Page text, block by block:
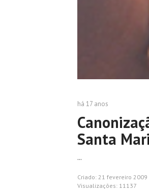
há 17 anos
Santa
...
Criado: 21 fevereiro 2009
Visualizações: 11137